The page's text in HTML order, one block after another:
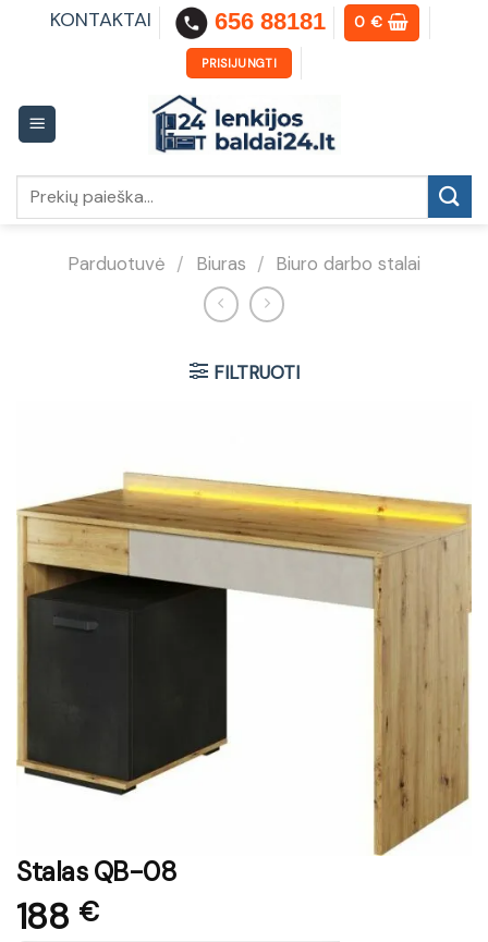
KONTAKTAI 656 88181 0€
PRISIJUNGTI
Parduotuvė / Biuras / Biuro darbo stalai
FILTRUOTI
Stalas QB-08
188 €